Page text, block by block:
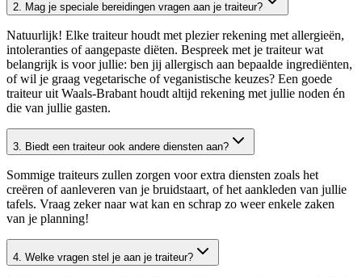
2. Mag je speciale bereidingen vragen aan je traiteur?
Natuurlijk! Elke traiteur houdt met plezier rekening met allergieën,
intoleranties of aangepaste diëten. Bespreek met je traiteur wat
belangrijk is voor jullie: ben jij allergisch aan bepaalde ingrediënten,
of wil je graag vegetarische of veganistische keuzes? Een goede
traiteur uit Waals-Brabant houdt altijd rekening met jullie noden én
die van jullie gasten.
3. Biedt een traiteur ook andere diensten aan?
Sommige traiteurs zullen zorgen voor extra diensten zoals het
creëren of aanleveren van je bruidstaart, of het aankleden van jullie
tafels. Vraag zeker naar wat kan en schrap zo weer enkele zaken
van je planning!
4. Welke vragen stel je aan je traiteur?